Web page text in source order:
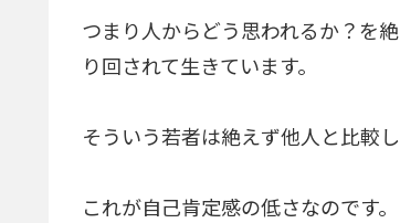
つまり人からどう思われるか？を
り回されて生きています。
そういう若者は絶えず他人と比較
これが自己肯定感の低さなのです。